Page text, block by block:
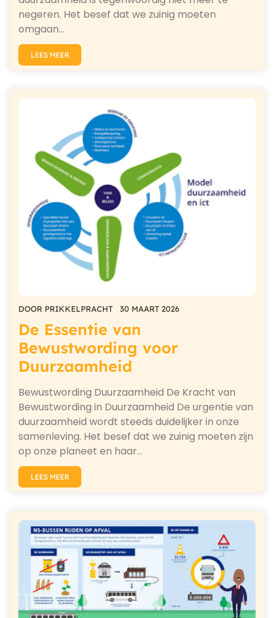
negeren. Het besef dat we zuinig moeten
omgaan…
LEES MEER
DOOR PRIKKELPRACHT 30 MAART 2026
De Essentie van
Bewustwording voor
Duurzaamheid
Bewustwording Duurzaamheid De Kracht van
Bewustwording in Duurzaamheid De urgentie van
duurzaamheid wordt steeds duidelijker in onze
samenleving. Het besef dat we zuinig moeten zijn
op onze planeet en haar…
LEES MEER